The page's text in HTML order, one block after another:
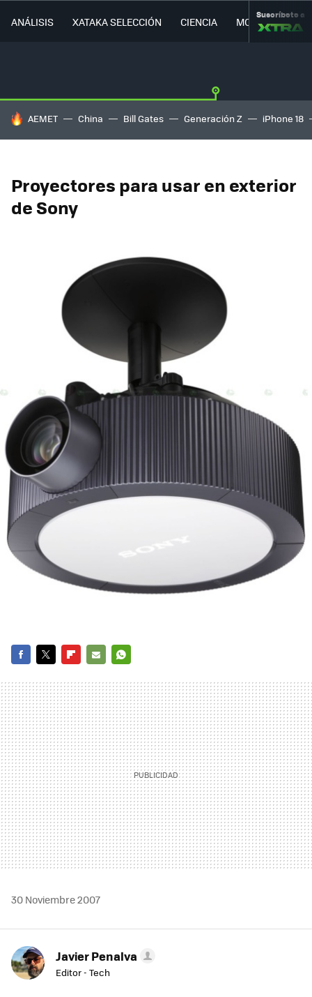
ANÁLISIS XATAKA SELECCIÓN CIENCIA MOVILIDAD
Suscríbete a
HOY SE HABLA DE
AEMET China Bill Gates Generación Z iPhone 18
Proyectores para usar en exterior
de Sony
MAIL
30 Noviembre 2007
Javier Penalva
Editor - Tech